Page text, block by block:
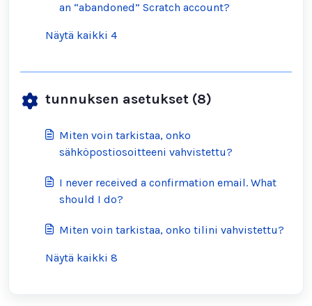
an “abandoned” Scratch account?
Näytä kaikki 4
tunnuksen asetukset (8)
Miten voin tarkistaa, onko
sähköpostiosoitteeni vahvistettu?
I never received a confirmation email. What
should I do?
Miten voin tarkistaa, onko tilini vahvistettu?
Näytä kaikki 8